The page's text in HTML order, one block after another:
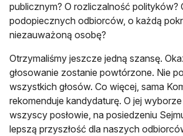
publicznym? O rozliczalność polityków?
podopiecznych odbiorców, o każdą
niezauważoną osobę?
Otrzymaliśmy jeszcze jedną szansę.
głosowanie zostanie powtórzone. Nie
wszystkich głosów. Co więcej, sama
rekomenduje kandydaturę. O jej
wszyscy posłowie, na posiedzeniu
lepszą przyszłość dla naszych